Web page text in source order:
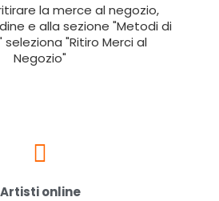
la merce al negozio,
e alla sezione "Metodi di
"Ritiro Merci al
Negozio"
Artisti online